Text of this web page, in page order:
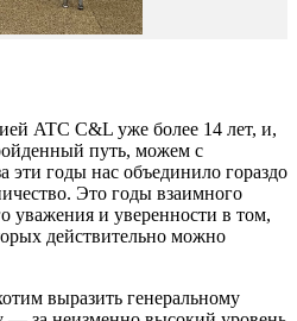
ATC C&L уже более 14 лет, и,
путь, можем с
эти годы нас объединило гораздо
Это годы взаимного
уважения и уверенности в том,
действительно можно
выразить генеральному